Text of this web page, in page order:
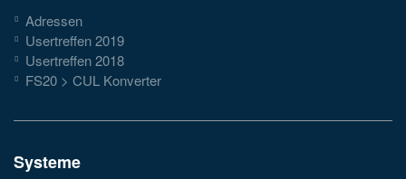
Adressen
Usertreffen 2019
Usertreffen 2018
FS20 > CUL Konverter
Systeme